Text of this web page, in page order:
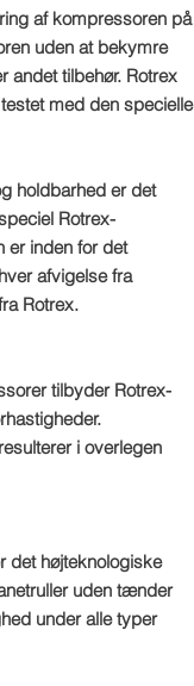
af kompressoren på
uden at bekymre
andet tilbehør. Rotrex
med den specielle
holdbarhed er det
Rotrex-
er inden for det
afvigelse fra
Rotrex.
tilbyder Rotrex-
i overlegen
det højteknologiske
uden tænder
under alle typer